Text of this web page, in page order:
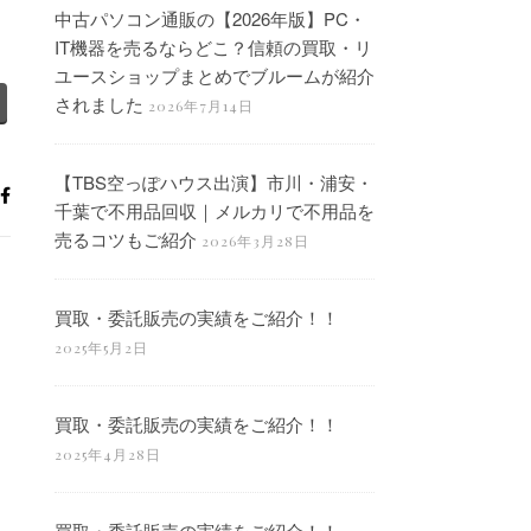
中古パソコン通販の【2026年版】PC・
IT機器を売るならどこ？信頼の買取・リ
ユースショップまとめでブルームが紹介
されました 2026年7月14日
【TBS空っぽハウス出演】市川・浦安・
千葉で不用品回収｜メルカリで不用品を
売るコツもご紹介 2026年3月28日
買取・委託販売の実績をご紹介！！
2025年5月2日
買取・委託販売の実績をご紹介！！
2025年4月28日